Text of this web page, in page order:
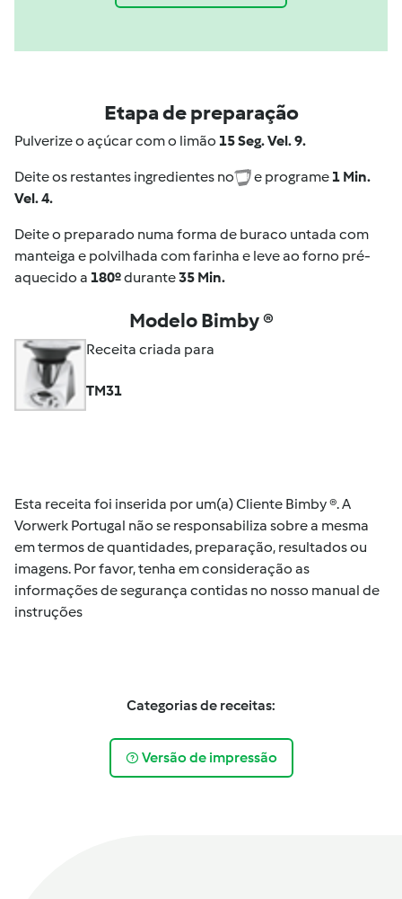
Etapa de preparação
Pulverize o açúcar com o limão 15 Seg. Vel. 9.
Deite os restantes ingredientes no e programe 1 Min.
Vel. 4.
Deite o preparado numa forma de buraco untada com
manteiga e polvilhada com farinha e leve ao forno pré-
aquecido a 180ºdurante35 Min.
Modelo Bimby ®
Receita criada para
TM31
Esta receita foi inserida por um(a) Cliente Bimby ®. A
Vorwerk Portugal não se responsabiliza sobre a mesma
em termos de quantidades, preparação, resultados ou
imagens. Por favor, tenha em consideração as
informações de segurança contidas no nosso manual de
instruções
Categorias de receitas:
Versão de impressão